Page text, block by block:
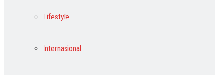
Lifestyle
Internasional